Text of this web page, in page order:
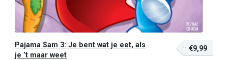
Pajama Sam 3: Je bent wat je eet, als
je ’t maar weet
€9,99